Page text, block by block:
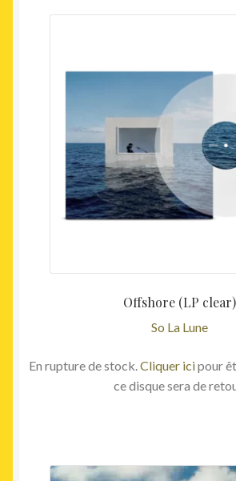
Offshore (LP clear)
So La Lune
En rupture de stock. Cliquer icipour
ce disque sera de